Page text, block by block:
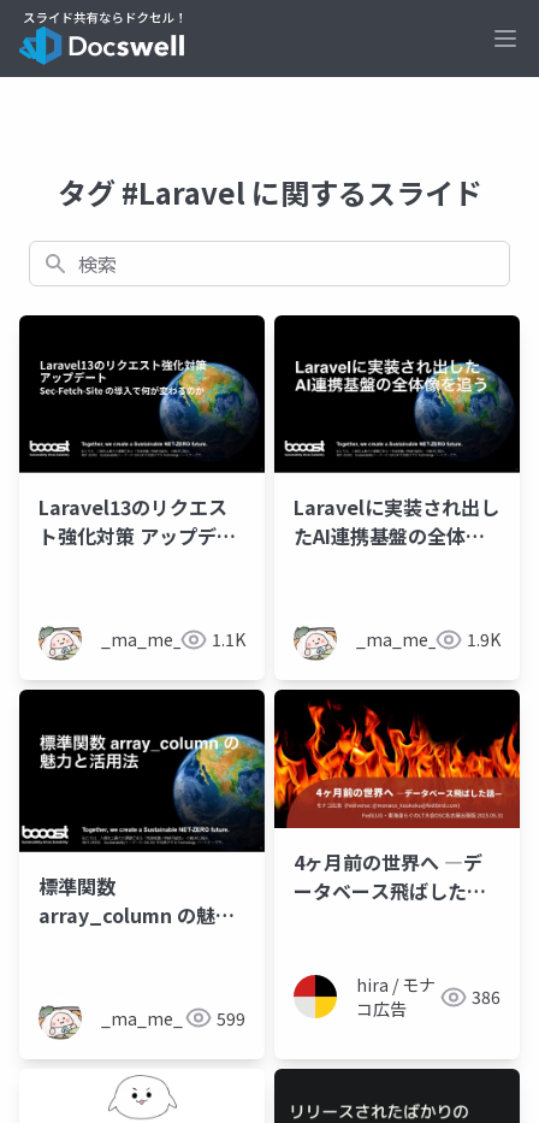
タグ #Laravel に関するスライド
検索
Laravel13のリクエス
ト強化対策 アップデー
_ma_me_ 1.1K
Laravelに実装され出し
たAI連携基盤の全体像
_ma_me_ 1.9K
標準関数
array_column の魅力
_ma_me_ 599
4ヶ月前の世界へ ―デ
ータベース飛ばした話
屋出張版 2025.05.31）
hira / モナ
コ広告
386